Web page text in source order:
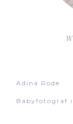
Adina Rode
Babyfotograf